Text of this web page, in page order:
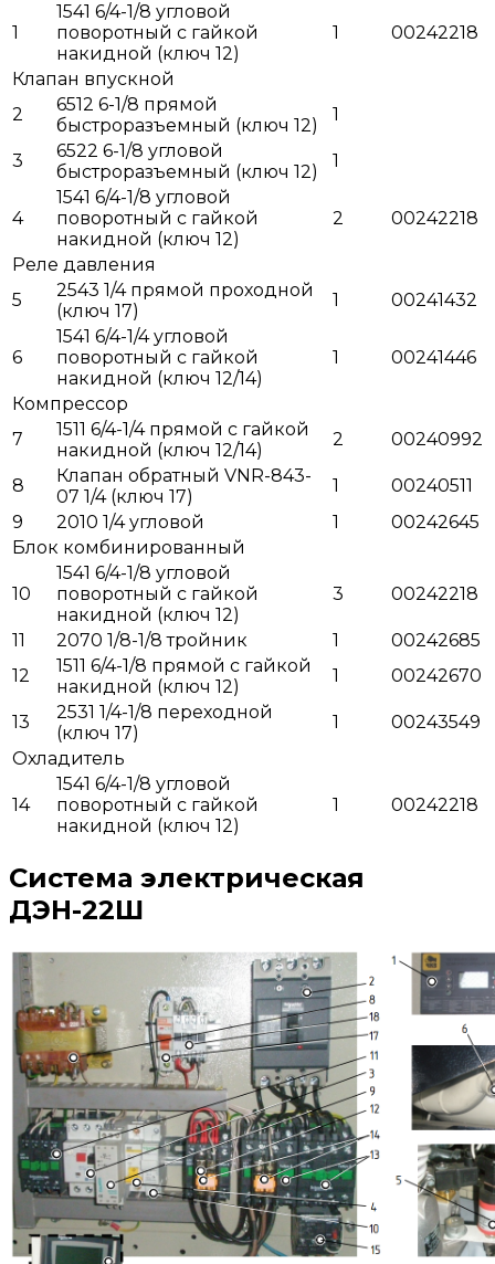
1
1541 6/4-1/8 угловой
поворотный с гайкой
накидной (ключ 12)
1 00242218
Клапан впускной
2
6512 6-1/8 прямой
быстроразъемный (ключ 12)
1
3
6522 6-1/8 угловой
быстроразъемный (ключ 12)
1
4
1541 6/4-1/8 угловой
поворотный с гайкой
накидной (ключ 12)
2 00242218
Реле давления
5
2543 1/4 прямой проходной
(ключ 17)
1 00241432
6
1541 6/4-1/4 угловой
поворотный с гайкой
накидной (ключ 12/14)
1 00241446
Компрессор
7
1511 6/4-1/4 прямой с гайкой
накидной (ключ 12/14)
2 00240992
8
Клапан обратный VNR-843-
07 1/4 (ключ 17)
1
00240511
9
2010 1/4 угловой 1
00242645
Блок комбинированный
10
1541 6/4-1/8 угловой
поворотный с гайкой
накидной (ключ 12)
3 00242218
11 2070 1/8-1/8 тройник 1
00242685
12
1511 6/4-1/8 прямой с гайкой
накидной (ключ 12)
1 00242670
13
2531 1/4-1/8 переходной
(ключ 17)
1
00243549
Охладитель
14
1541 6/4-1/8 угловой
поворотный с гайкой
накидной (ключ 12)
1 00242218
Система электрическая
ДЭН-22Ш